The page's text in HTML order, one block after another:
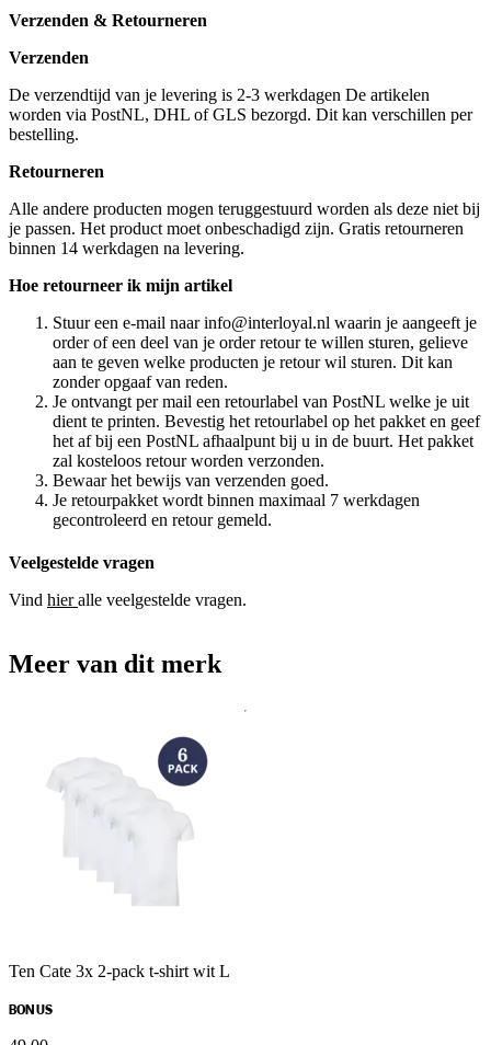
Verzenden & Retourneren
Verzenden
De verzendtijd van je levering is 2-3 werkdagen De artikelen
worden via PostNL, DHL of GLS bezorgd. Dit kan verschillen per
bestelling.
Retourneren
Alle andere producten mogen teruggestuurd worden als deze niet bij
je passen. Het product moet onbeschadigd zijn. Gratis retourneren
binnen 14 werkdagen na levering.
Hoe retourneer ik mijn artikel
Stuur een e-mail naar info@interloyal.nl waarin je aangeeft je
order of een deel van je order retour te willen sturen, gelieve
aan te geven welke producten je retour wil sturen. Dit kan
zonder opgaaf van reden.
Je ontvangt per mail een retourlabel van PostNL welke je uit
dient te printen. Bevestig het retourlabel op het pakket en geef
het af bij een PostNL afhaalpunt bij u in de buurt. Het pakket
zal kosteloos retour worden verzonden.
Bewaar het bewijs van verzenden goed.
Je retourpakket wordt binnen maximaal 7 werkdagen
gecontroleerd en retour gemeld.
Veelgestelde vragen
Vind hieralle veelgestelde vragen.
Meer van dit merk
Ten Cate 3x 2-pack t-shirt wit L
BONUS